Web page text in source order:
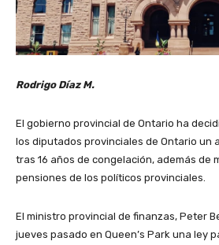
Rodrigo Díaz M.
El gobierno provincial de Ontario ha
los diputados provinciales de Ontario un
tras 16 años de congelación, además de
pensiones de los políticos provinciales.
El ministro provincial de finanzas, Peter
jueves pasado en Queen’s Park una ley